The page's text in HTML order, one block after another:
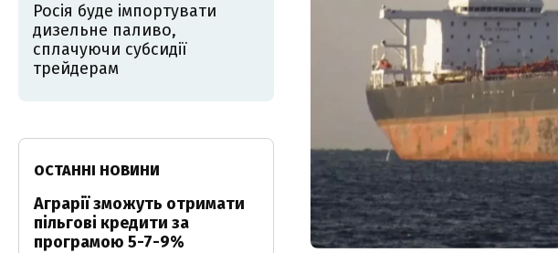
Росія буде імпортувати
дизельне паливо,
сплачуючи субсидії
трейдерам
ОСТАННІ НОВИНИ
Аграрії зможуть отримати
пільгові кредити за
програмою 5-7-9%